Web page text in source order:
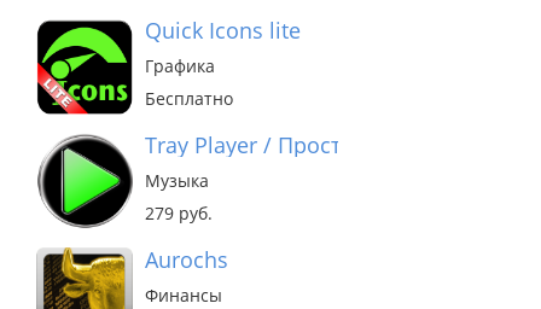
Quick Icons lite
Графика
Бесплатно
Tray Player / Простой МП3 Плеер
Музыка
279 руб.
Aurochs
Финансы